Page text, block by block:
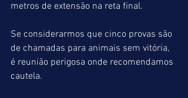
metros de extensão na reta final.
Se considerarmos que cinco provas são
de chamadas para animais sem vitória,
é reunião perigosa onde recomendamos
cautela.